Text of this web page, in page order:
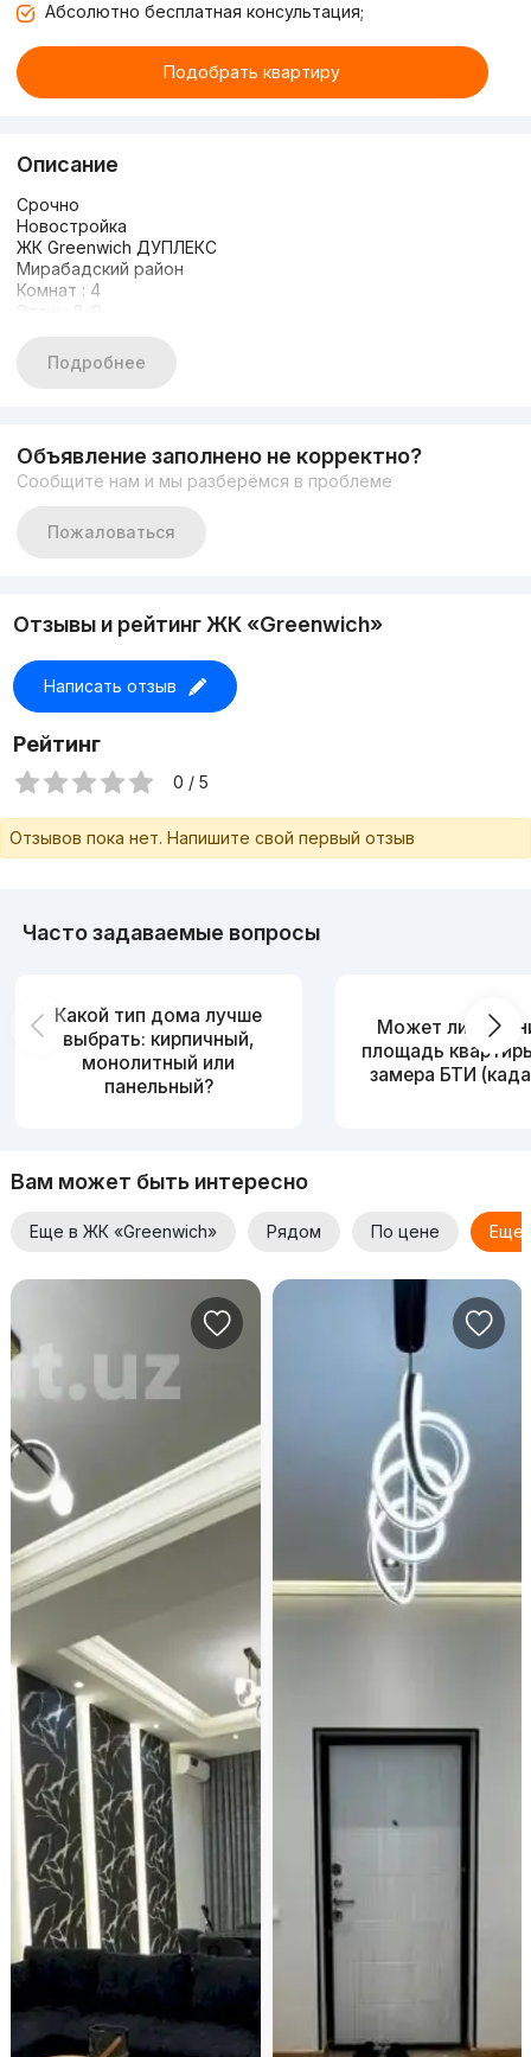
Абсолютно бесплатная консультация;
Подобрать квартиру
Описание
Срочно
Новостройка
ЖК Greenwich ДУПЛЕКС
Мирабадский район
Комнат : 4
Этаж : 8-9
Площадь : 87кв.м
2 санузла
С ремонтом от застройщика
Кирпичный дом
Подробнее
Объявление заполнено не корректно?
Сообщите нам и мы разберёмся в проблеме
Пожаловаться
Отзывы и рейтинг ЖК «Greenwich»
Написать отзыв
Рейтинг
0 / 5
Отзывов пока нет. Напишите свой первый отзыв
Часто задаваемые вопросы
Какой тип дома лучше
выбрать: кирпичный,
монолитный или
панельный?
Может ли
площадь
замера БТИ
Вам может быть интересно
Еще в ЖК «Greenwich» Рядом По цене Еще